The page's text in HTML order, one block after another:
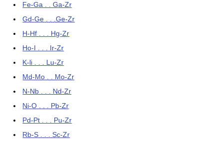
Fe-Ga . . Ga-Zr
Gd-Ge . . .Ge-Zr
H-Hf . . . Hg-Zr
Ho-I . . . Ir-Zr
K-li . . . Lu-Zr
Md-Mo . . Mo-Zr
N-Nb . . . Nd-Zr
Ni-O . . . Pb-Zr
Pd-Pt . . . Pu-Zr
Rb-S . . . Sc-Zr